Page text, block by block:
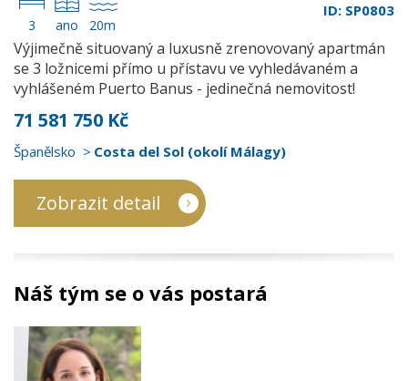
3 ano 20m
ID: SP0803
Výjimečně situovaný a luxusně zrenovovaný apartmán
se 3 ložnicemi přímo u přístavu ve vyhledávaném a
vyhlášeném Puerto Banus - jedinečná nemovitost!
71 581 750 Kč
Španělsko Costa del Sol (okolí Málagy)
Zobrazit detail
Náš tým se o vás postará